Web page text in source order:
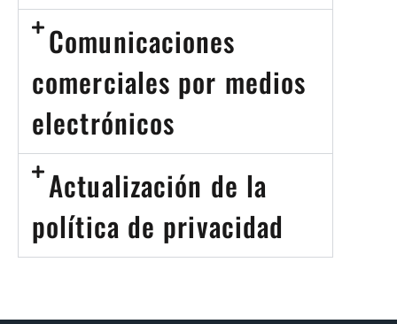
Comunicaciones
comerciales por medios
electrónicos
Actualización de la
política de privacidad